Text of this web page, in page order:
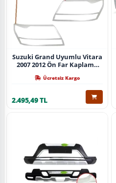
Suzuki Grand Uyumlu Vitara
2007 2012 Ön Far Kaplama
Ücretsiz Kargo
2.495,49 TL